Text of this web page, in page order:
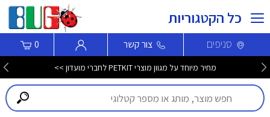
כל הקטגוריות
סניפים צור קשר 0
מחיר מיוחד על מגוון מוצרי PETKIT לחברי מועדון >>